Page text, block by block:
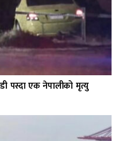
पस्दा एक नेपालीको मृत्यु